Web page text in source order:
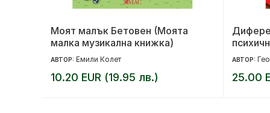
Моят малък Бетовен (Моята
малка музикална книжка)
АВТОР: Емили Колет
10.20 EUR (19.95 лв.)
АВТОР:
25.00